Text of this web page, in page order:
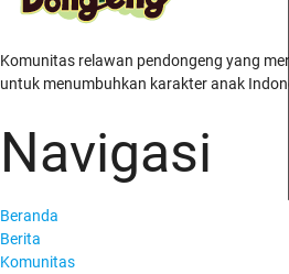
Komunitas relawan pendongeng yang
untuk menumbuhkan karakter anak
Navigasi
Beranda
Berita
Komunitas